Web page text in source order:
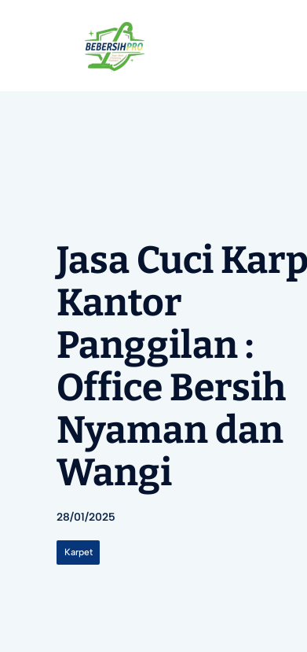
Jasa Cuci
Kantor
Panggilan :
Office Bersih
Nyaman dan
Wangi
28/01/2025
Karpet